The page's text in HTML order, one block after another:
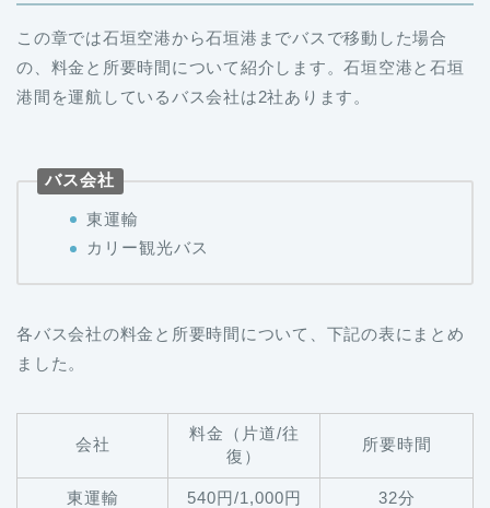
この章では石垣空港から石垣港までバスで移動した場合
の、料金と所要時間について紹介します。石垣空港と石垣
港間を運航しているバス会社は2社あります。
バス会社
東運輸
カリー観光バス
各バス会社の料金と所要時間について、下記の表にまとめ
ました。
会社
料金（片道/往
復）
所要時間
東運輸 540円/1,000円 32分